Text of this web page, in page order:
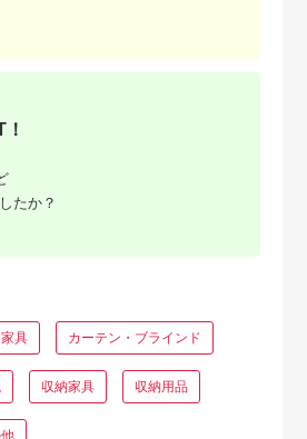
たか？
具 カーテン・ブラインド
収納家具 収納用品